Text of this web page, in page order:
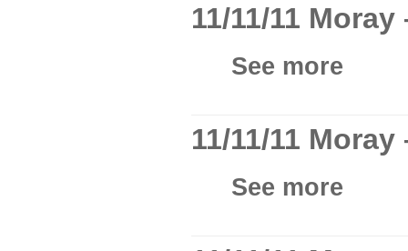
11/11/11
See more
11/11/11
See more